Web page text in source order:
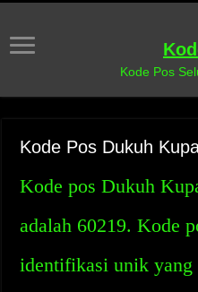
Kode Pos
Kode Pos Dukuh
Kode pos Dukuh
adalah 60219. Kode
identifikasi unik yang